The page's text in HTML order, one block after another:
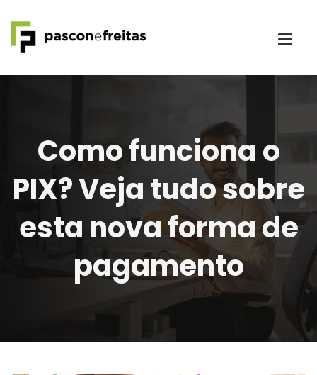
Como funciona o
PIX? Veja tudo sobre
esta nova forma de
pagamento